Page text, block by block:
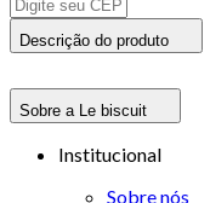
Descrição do produto
Sobre a Le biscuit
Institucional
Sobre nós